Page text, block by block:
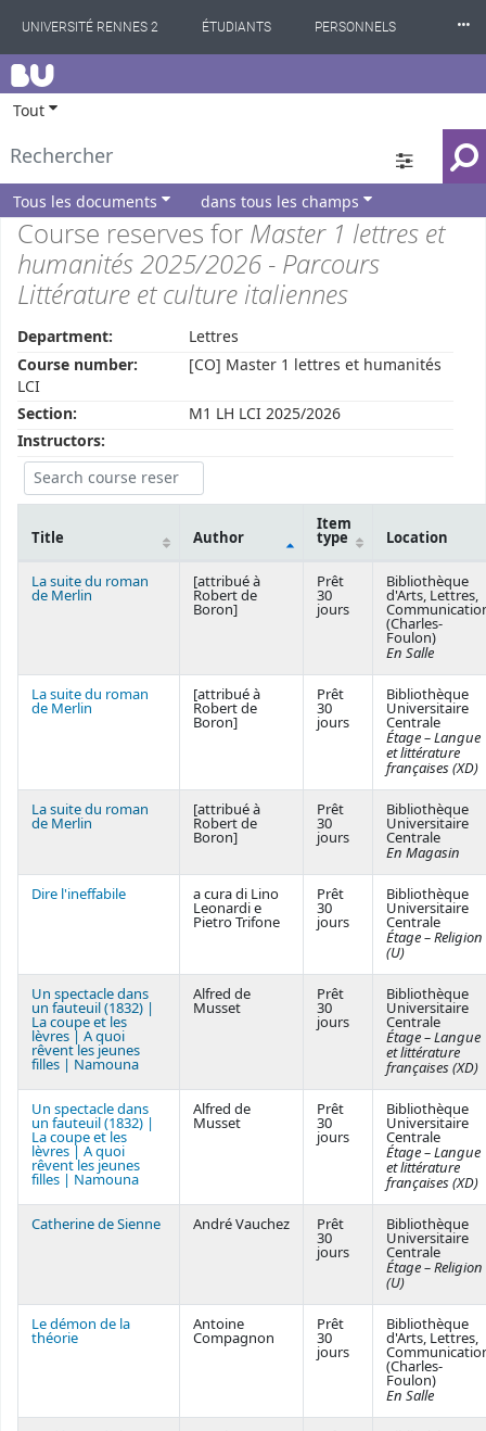
UNIVERSITÉ RENNES 2 ÉTUDIANTS PERSONNELS
INTERNATIONAL
⸱⸱⸱
BU
Tout
Tous les documents dans tous les champs
Course reserves for Master 1 lettres et
humanités 2025/2026 - Parcours
Littérature et culture italiennes
Department:
Lettres
Course number:
[CO] Master 1 lettres et humanités
LCI
Section:
M1 LH LCI 2025/2026
Instructors:
Courses
Title Author
Item
type Location
La suite du roman
de Merlin
[attribué à
Robert de
Boron]
Prêt
30
jours
Bibliothèque
d'Arts, Lettres,
(Charles-
Foulon)
En Salle
La suite du roman
de Merlin
[attribué à
Robert de
Boron]
Prêt
30
jours
Bibliothèque
Universitaire
Centrale
Étage – Langue
et littérature
françaises (XD)
La suite du roman
de Merlin
[attribué à
Robert de
Boron]
Prêt
30
jours
Bibliothèque
Universitaire
Centrale
En Magasin
Dire l'ineffabile a cura di Lino
Leonardi e
Pietro Trifone
Prêt
30
jours
Bibliothèque
Universitaire
Centrale
Étage – Religion
(U)
Un spectacle dans
un fauteuil (1832) |
La coupe et les
lèvres | A quoi
rêvent les jeunes
filles | Namouna
Alfred de
Musset
Prêt
30
jours
Bibliothèque
Universitaire
Centrale
Étage – Langue
et littérature
françaises (XD)
Un spectacle dans
un fauteuil (1832) |
La coupe et les
lèvres | A quoi
rêvent les jeunes
filles | Namouna
Alfred de
Musset
Prêt
30
jours
Bibliothèque
Universitaire
Centrale
Étage – Langue
et littérature
françaises (XD)
Catherine de Sienne André Vauchez Prêt
30
jours
Bibliothèque
Universitaire
Centrale
Étage – Religion
(U)
Le démon de la
théorie
Antoine
Compagnon
Prêt
30
jours
Bibliothèque
d'Arts, Lettres,
(Charles-
Foulon)
En Salle